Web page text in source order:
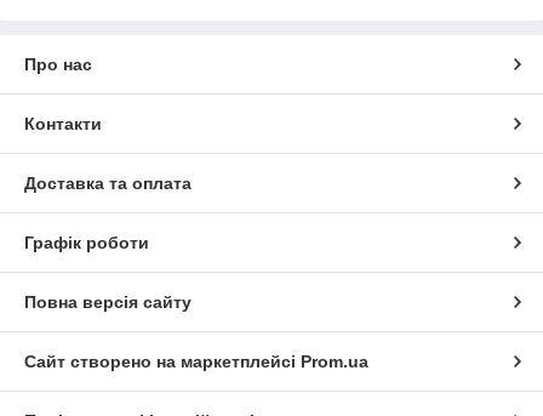
Про нас
Контакти
Доставка та оплата
Графік роботи
Повна версія сайту
Сайт створено на маркетплейсі Prom.ua